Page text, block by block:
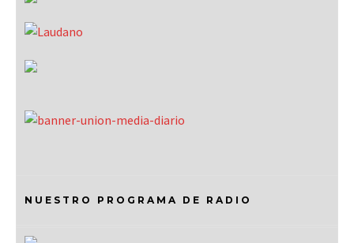
NUESTRO PROGRAMA DE RADIO